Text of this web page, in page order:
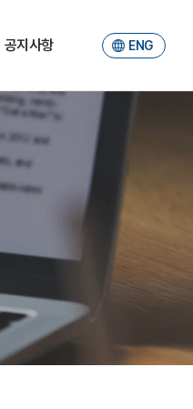
공지사항
공지사항
포토갤러리
ENG